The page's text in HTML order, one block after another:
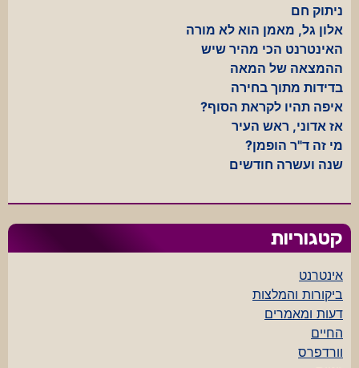
ניתוק חם
אלון גל, מאמן הוא לא מורה
האינטרנט הכי מהיר שיש
ההמצאה של המאה
בדידות מתוך בחירה
איפה תהיו לקראת הסוף?
אז אדוני, ראש העיר
מי זה ד"ר הופמן?
שנה ועשרה חודשים
קטגוריות
אינטרנט
ביקורות והמלצות
דעות ומאמרים
החיים
וורדפרס